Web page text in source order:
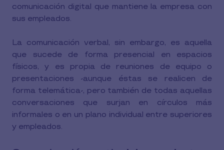
comunicación digital que mantiene la empresa con
sus empleados.
La comunicación verbal, sin embargo, es aquella
que sucede de forma presencial en espacios
físicos, y es propia de reuniones de equipo o
presentaciones -aunque éstas se realicen de
forma telemática-, pero también de todas aquellas
conversaciones que surjan en círculos más
informales o en un plano individual entre superiores
y empleados.